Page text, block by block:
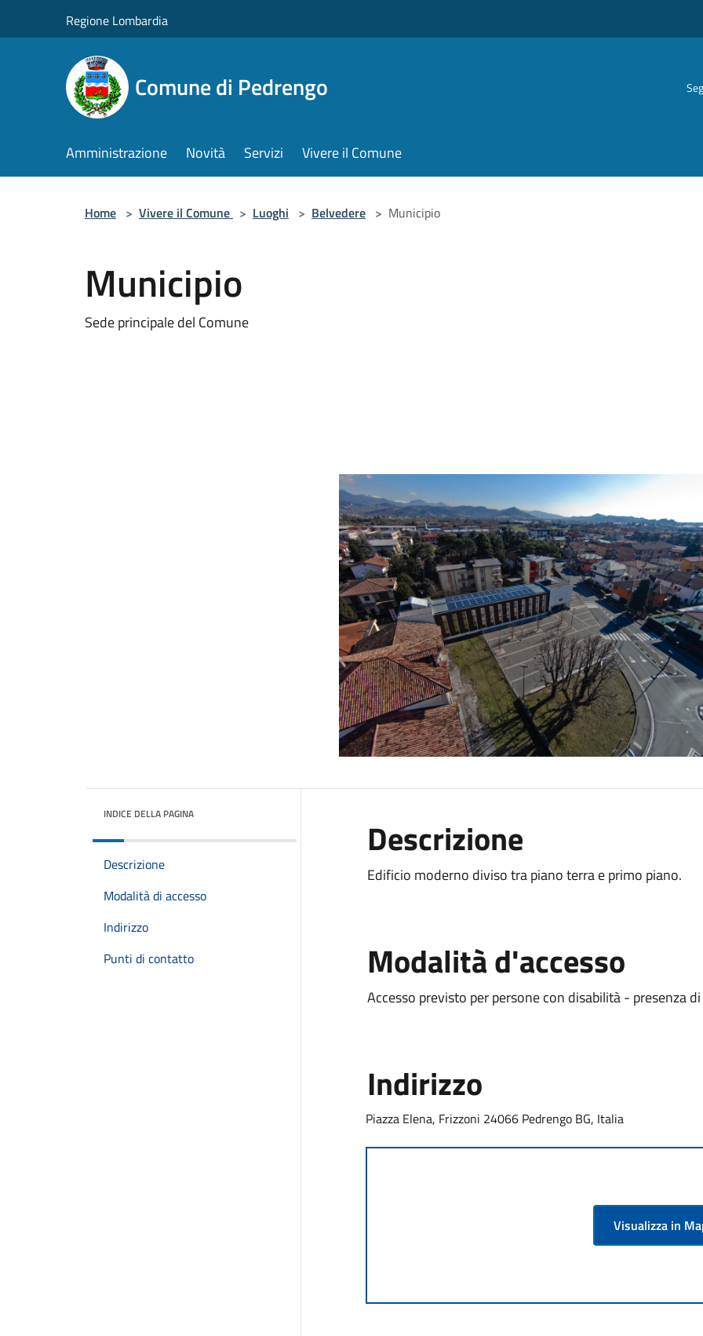
Regione Lombardia
Comune di Pedrengo
Amministrazione Novità Servizi Vivere il Comune
Home > Vivere il Comune > Luoghi > Belvedere > Municipio
Municipio
Sede principale del Comune
INDICE DELLA PAGINA
Descrizione
Modalità di accesso
Indirizzo
Punti di contatto
Descrizione
Edificio moderno diviso tra piano terra e primo piano.
Modalità d'accesso
Accesso previsto per persone con disabilità - presenza
Indirizzo
Piazza Elena, Frizzoni 24066 Pedrengo BG, Italia
Visualizza in